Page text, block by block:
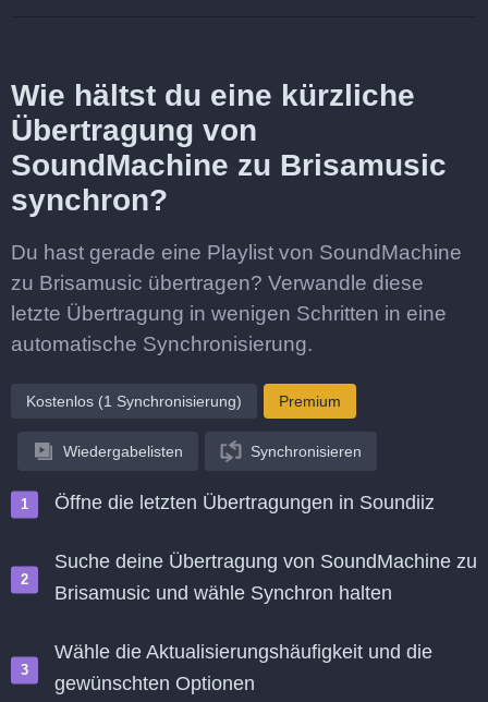
Wie hältst du eine kürzliche
Übertragung von
SoundMachine zu Brisamusic
synchron?
Du hast gerade eine Playlist von SoundMachine
zu Brisamusic übertragen? Verwandle diese
letzte Übertragung in wenigen Schritten in eine
automatische Synchronisierung.
Kostenlos (1 Synchronisierung) Premium
Wiedergabelisten Synchronisieren
Öffne die letzten Übertragungen in Soundiiz
Suche deine Übertragung von SoundMachine zu
Brisamusic und wähle Synchron halten
Wähle die Aktualisierungshäufigkeit und die
gewünschten Optionen